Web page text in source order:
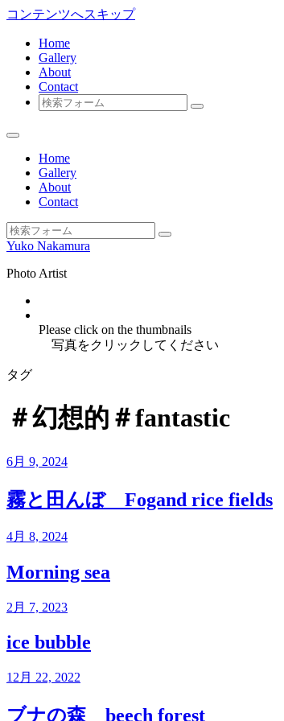
コンテンツへスキップ
Home
Gallery
About
Contact
検
Home
Gallery
About
Contact
検
Yuko Nakamura
Photo Artist
タグ
＃幻想的＃fantastic
6月 9, 2024
霧と田んぼ Fogand rice fields
4月 8, 2024
Morning sea
2月 7, 2023
ice bubble
12月 22, 2022
ブナの森 beech forest